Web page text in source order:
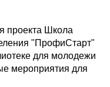
проекта Школа
"ПрофиСтарт"
для молодежи
мероприятия для